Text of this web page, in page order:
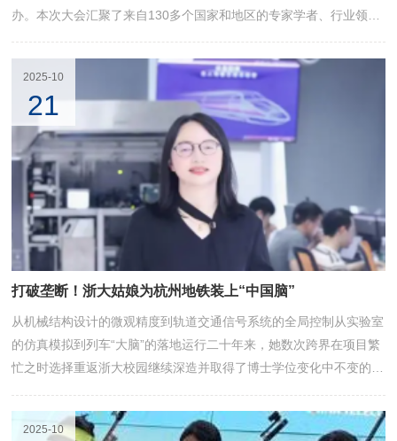
办。本次大会汇聚了来自130多个国家和地区的专家学者、行业领袖
大学“小梧桐”志愿者再次集结。自2014年首届世界互联网大会乌镇峰
会举办以来，浙江大学已连续12年选派优秀学子投身到大会服务
中。今年，经过层层选拔，一支由30名来自不同学科背景、涵盖本
硕博学生的“小梧桐”队伍组建而成。他们在重要嘉宾联络组的岗位上
践行“求是创新”的校训，用行动诠释“奉献、...
2025-10
21
打破垄断！浙大姑娘为杭州地铁装上“中国脑”
从机械结构设计的微观精度到轨道交通信号系统的全局控制从实验室
的仿真模拟到列车“大脑”的落地运行二十年来，她数次跨界在项目繁
忙之时选择重返浙大校园继续深造并取得了博士学位变化中不变的是
着一丝不苟精益求精的工匠精神在自己所处的每个领域铸就卓越
2025-10